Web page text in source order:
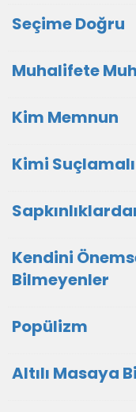
Seçime Doğru
Muhalifete
Kim Memnun
Kimi Suçlamalı
Kendini
Bilmeyenler
Popülizm
Altılı Masaya